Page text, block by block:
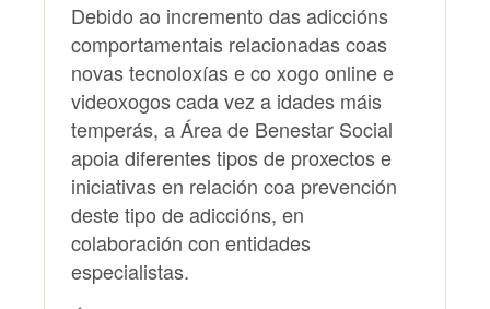
Debido ao incremento das adiccións
comportamentais relacionadas coas
novas tecnoloxías e co xogo online e
videoxogos cada vez a idades máis
temperás, a Área de Benestar Social
apoia diferentes tipos de proxectos e
iniciativas en relación coa prevención
deste tipo de adiccións, en
colaboración con entidades
especialistas.